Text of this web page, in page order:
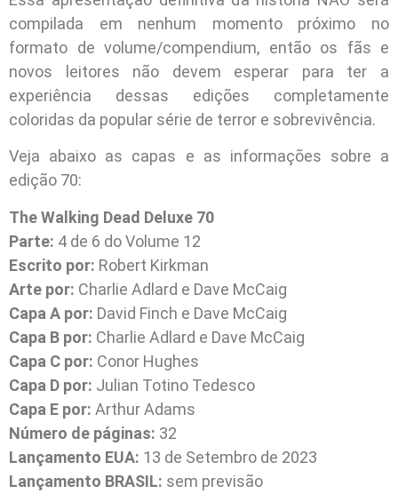
compilada em nenhum momento próximo no
formato de volume/compendium, então os fãs e
novos leitores não devem esperar para ter a
experiência dessas edições completamente
coloridas da popular série de terror e sobrevivência.
Veja abaixo as capas e as informações sobre a
edição 70:
The Walking Dead Deluxe 70
Parte: 4 de 6 do Volume 12
Escrito por: Robert Kirkman
Arte por: Charlie Adlard e Dave McCaig
Capa A por: David Finch e Dave McCaig
Capa B por: Charlie Adlard e Dave McCaig
Capa C por: Conor Hughes
Capa D por: Julian Totino Tedesco
Capa E por: Arthur Adams
Número de páginas: 32
Lançamento EUA: 13 de Setembro de 2023
Lançamento BRASIL: sem previsão